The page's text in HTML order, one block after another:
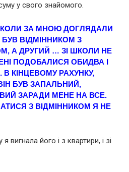
у свого знайомого.
ЗА МНОЮ ДОГЛЯДАЛИ
ВІДМІННИКОМ З
А ДРУГИЙ … ЗІ ШКОЛИ НЕ
ПОДОБАЛИСЯ ОБИДВА І
КІНЦЕВОМУ РАХУНКУ,
БУВ ЗАПАЛЬНИЙ,
ЗАРАДИ МЕНЕ НА ВСЕ.
З ВІДМІННИКОМ Я НЕ
вигнала його і з квартири, і зі